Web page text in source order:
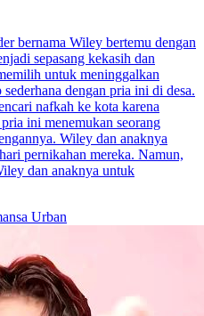
bernama Wiley bertemu dengan
sepasang kekasih dan
untuk meninggalkan
dengan pria ini di desa.
nafkah ke kota karena
ini menemukan seorang
Wiley dan anaknya
pernikahan mereka. Namun,
dan anaknya untuk
Urban